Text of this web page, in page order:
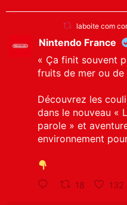
laboite com
Nintendo France
« Ça finit souvent
fruits de mer ou de
Découvrez les
dans le nouveau «
parole » et
environnement
18 132